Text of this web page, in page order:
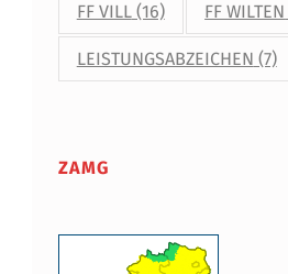
FF VILL(16) FF WILTEN
LEISTUNGSABZEICHEN (7)
ZAMG